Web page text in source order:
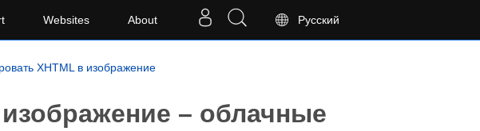
Websites About Русский
XHTML в изображение
– облачные